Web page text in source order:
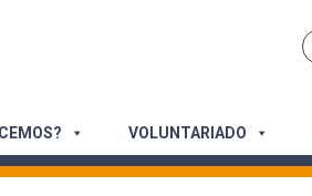
VOLUNTARIADO